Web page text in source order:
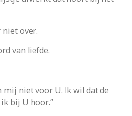
niet over.
van liefde.
mij niet voor U. Ik wil dat de
bij U hoor.”